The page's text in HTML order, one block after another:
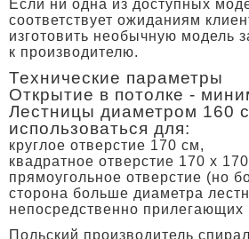
Если ни одна из доступных
соответствует ожиданиям
изготовить необычную модель
к производителю.
Технические параметры
Открытие в потолке -
Лестницы диаметром 160
использоваться для:
круглое отверстие 170 см,
квадратное отверстие 170 х
прямоугольное отверстие (но
сторона больше диаметра
непосредственно прилегающих
Польский производитель